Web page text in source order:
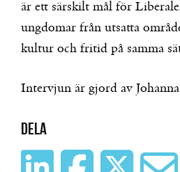
är ett särskilt mål för
ungdomar från utsatta
kultur och fritid på samma
Intervjun är gjord av
Dela